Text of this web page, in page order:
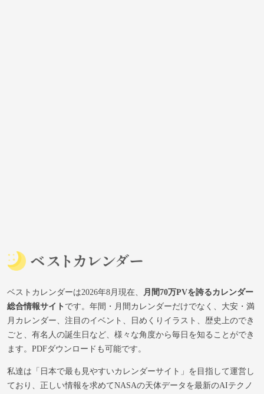
ベストカレンダーは2026年8月現在、
月間70万PVを誇るカレンダー
総合情報サイトです。年間・月間カレンダーだけでなく、大安・満
月カレンダー、注目のイベント、日めくりイラスト、歴史上のでき
ごと、有名人の誕生日など、様々な角度から毎日を知ることができ
ます。PDFダウンロードも可能です。
私達は「日本で最も見やすいカレンダーサイト」を目指して運営し
ており、正しい情報を求めてNASAの天体データを最新のAIテクノ